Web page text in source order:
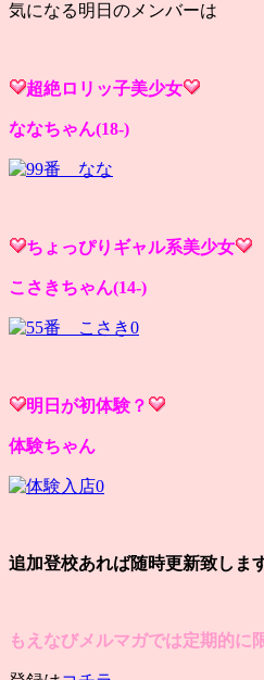
気になる明日のメンバーは
超絶ロリッ子美少女
ななちゃん(18-)
ちょっぴりギャル系美少女
こさきちゃん(14-)
明日が初体験？
体験ちゃん
追加登校あれば随時更新致しま
もえなびメルマガでは定期的に